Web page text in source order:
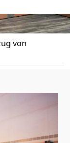
von